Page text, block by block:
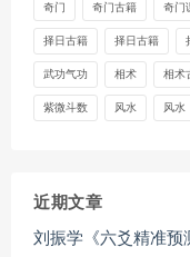
奇门 奇门古籍 奇门
择日古籍 择日古籍
武功气功 相术 相术
紫微斗数 风水 风水
近期文章
刘振学《六爻精准预